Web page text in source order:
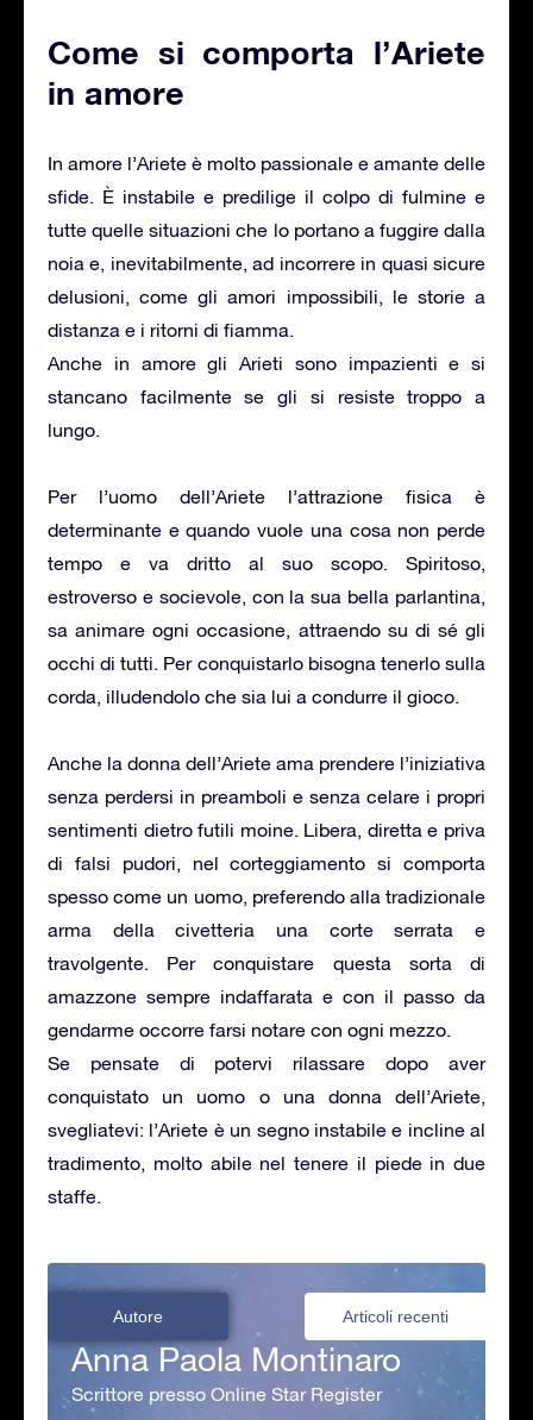
Come si comporta l’Ariete
in amore
In amore l’Ariete è molto passionale e amante delle
sfide. È instabile e predilige il colpo di fulmine e
tutte quelle situazioni che lo portano a fuggire dalla
noia e, inevitabilmente, ad incorrere in quasi sicure
delusioni, come gli amori impossibili, le storie a
distanza e i ritorni di fiamma.
Anche in amore gli Arieti sono impazienti e si
stancano facilmente se gli si resiste troppo a
lungo.
Per l’uomo dell’Ariete l’attrazione fisica è
determinante e quando vuole una cosa non perde
tempo e va dritto al suo scopo. Spiritoso,
estroverso e socievole, con la sua bella parlantina,
sa animare ogni occasione, attraendo su di sé gli
occhi di tutti. Per conquistarlo bisogna tenerlo sulla
corda, illudendolo che sia lui a condurre il gioco.
Anche la donna dell’Ariete ama prendere l’iniziativa
senza perdersi in preamboli e senza celare i propri
sentimenti dietro futili moine. Libera, diretta e priva
di falsi pudori, nel corteggiamento si comporta
spesso come un uomo, preferendo alla tradizionale
arma della civetteria una corte serrata e
travolgente. Per conquistare questa sorta di
amazzone sempre indaffarata e con il passo da
gendarme occorre farsi notare con ogni mezzo.
Se pensate di potervi rilassare dopo aver
conquistato un uomo o una donna dell’Ariete,
svegliatevi: l’Ariete è un segno instabile e incline al
tradimento, molto abile nel tenere il piede in due
staffe.
Autore Articoli recenti
Anna Paola Montinaro
Scrittore presso Online Star Register